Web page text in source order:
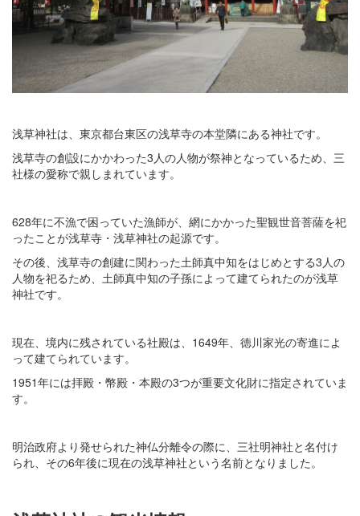
浅草神社は、東京都台東区の浅草寺の本堂隣にある神社です。
浅草寺の創設にかかわった3人の人物が祭神となっているため、三
社様の愛称で親しまれています。
628年に不漁で困っていた漁師が、網にかかった聖観世音菩薩を祀
ったことが浅草寺・浅草神社の起源です。
その後、浅草寺の創建に関わった土師真中知をはじめとする3人の
人物を祀るため、土師真中知の子孫によって建てられたのが浅草
神社です。
現在、境内に残されている社殿は、1649年、徳川家光の寄進によ
って建てられています。
1951年には拝殿・幣殿・本殿の3つが重要文化財に指定されていま
す。
明治政府より発せられた神仏分離令の際に、三社明神社と名付け
られ、その6年後に現在の浅草神社という名前となりました。